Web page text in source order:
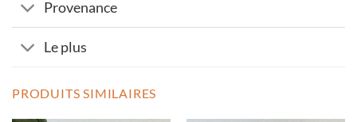
Provenance
Le plus
PRODUITS SIMILAIRES